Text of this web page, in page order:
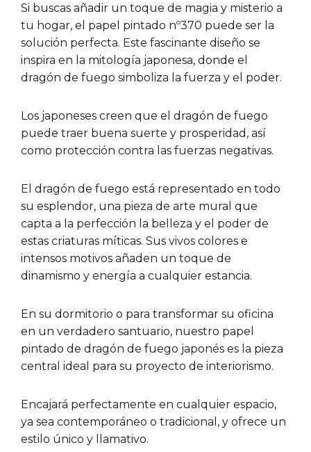
Si buscas añadir un toque de magia y misterio a
tu hogar, el papel pintado nº370 puede ser la
solución perfecta. Este fascinante diseño se
inspira en la mitología japonesa, donde el
dragón de fuego simboliza la fuerza y el poder.
Los japoneses creen que el dragón de fuego
puede traer buena suerte y prosperidad, así
como protección contra las fuerzas negativas.
El dragón de fuego está representado en todo
su esplendor, una pieza de arte mural que
capta a la perfección la belleza y el poder de
estas criaturas míticas. Sus vivos colores e
intensos motivos añaden un toque de
dinamismo y energía a cualquier estancia.
En su dormitorio o para transformar su oficina
en un verdadero santuario, nuestro papel
pintado de dragón de fuego japonés es la pieza
central ideal para su proyecto de interiorismo.
Encajará perfectamente en cualquier espacio,
ya sea contemporáneo o tradicional, y ofrece un
estilo único y llamativo.